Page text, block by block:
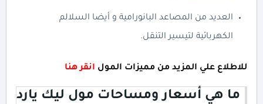
العديد من المصاعد البانورامية و أيضا السلالم
الكهربائية لتيسير التنقل.
للاطلاع علي المزيد من مميزات المول انقر هنا
ما هي أسعار ومساحات مول ليك يارد